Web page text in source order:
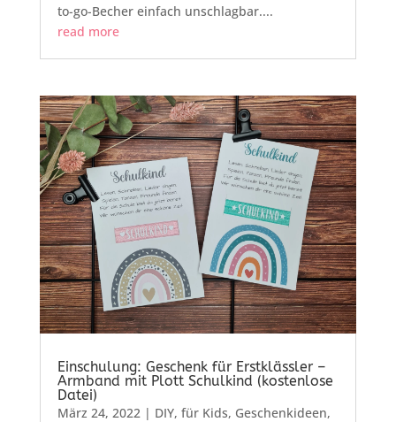
to-go-Becher einfach unschlagbar....
read more
Einschulung: Geschenk für Erstklässler –
Armband mit Plott Schulkind (kostenlose
Datei)
März 24, 2022 | DIY, für Kids, Geschenkideen,